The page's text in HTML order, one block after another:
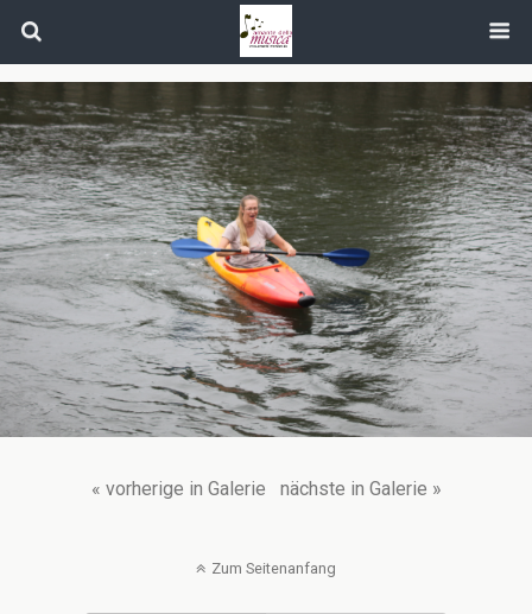
« vorherige in Galerie nächste in Galerie »
Zum Seitenanfang